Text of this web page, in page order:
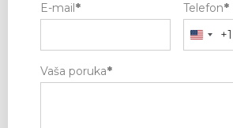
E-mail* Telefon*
+1
Vaša poruka*